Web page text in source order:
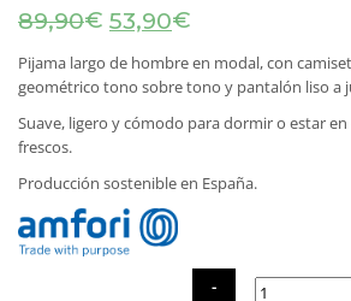
89,90€ El
precio
original
era:
89,90€.
53,90€
actual
es:
53,90€.
Pijama largo de hombre en modal, con
geométrico tono sobre tono y pantalón liso a
Suave, ligero y cómodo para dormir o estar en
frescos.
Producción sostenible en España.